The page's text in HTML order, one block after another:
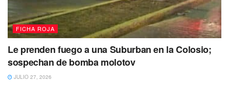
FICHA ROJA
Le prenden fuego a una Suburban en la Colosio;
sospechan de bomba molotov
JULIO 27, 2026